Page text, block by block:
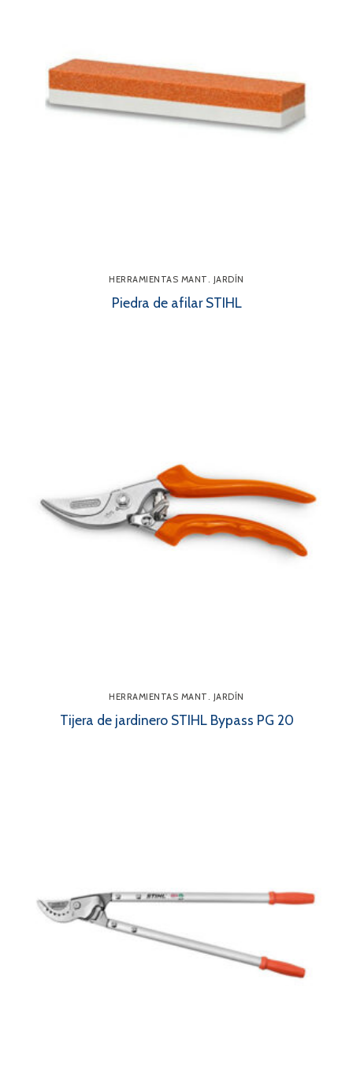
HERRAMIENTAS MANT. JARDÍN
Piedra de afilar STIHL
HERRAMIENTAS MANT. JARDÍN
Tijera de jardinero STIHL Bypass PG 20